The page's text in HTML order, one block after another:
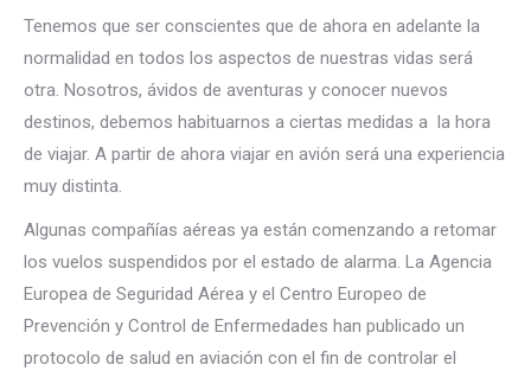
Tenemos que ser conscientes que de ahora en adelante la
normalidad en todos los aspectos de nuestras vidas será
otra. Nosotros, ávidos de aventuras y conocer nuevos
destinos, debemos habituarnos a ciertas medidas a la hora
de viajar. A partir de ahora viajar en avión será una experiencia
muy distinta.
Algunas compañías aéreas ya están comenzando a retomar
los vuelos suspendidos por el estado de alarma. La Agencia
Europea de Seguridad Aérea y el Centro Europeo de
Prevención y Control de Enfermedades han publicado un
protocolo de salud en aviación con el fin de controlar el